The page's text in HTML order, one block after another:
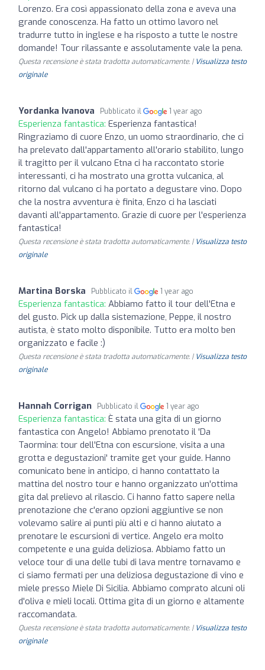
Lorenzo. Era così appassionato della zona e aveva una
grande conoscenza. Ha fatto un ottimo lavoro nel
tradurre tutto in inglese e ha risposto a tutte le nostre
domande! Tour rilassante e assolutamente vale la pena.
Questa recensione è stata tradotta automaticamente. | Visualizza testo
originale
Yordanka Ivanova Pubblicato il 1 year ago
Esperienza fantastica: Esperienza fantastica!
Ringraziamo di cuore Enzo, un uomo straordinario, che ci
ha prelevato dall'appartamento all'orario stabilito, lungo
il tragitto per il vulcano Etna ci ha raccontato storie
interessanti, ci ha mostrato una grotta vulcanica, al
ritorno dal vulcano ci ha portato a degustare vino. Dopo
che la nostra avventura è finita, Enzo ci ha lasciati
davanti all'appartamento. Grazie di cuore per l'esperienza
fantastica!
Questa recensione è stata tradotta automaticamente. | Visualizza testo
originale
Martina Borska Pubblicato il 1 year ago
Esperienza fantastica: Abbiamo fatto il tour dell'Etna e
del gusto. Pick up dalla sistemazione, Peppe, il nostro
autista, è stato molto disponibile. Tutto era molto ben
organizzato e facile :)
Questa recensione è stata tradotta automaticamente. | Visualizza testo
originale
Hannah Corrigan Pubblicato il 1 year ago
Esperienza fantastica: È stata una gita di un giorno
fantastica con Angelo! Abbiamo prenotato il 'Da
Taormina: tour dell'Etna con escursione, visita a una
grotta e degustazioni' tramite get your guide. Hanno
comunicato bene in anticipo, ci hanno contattato la
mattina del nostro tour e hanno organizzato un'ottima
gita dal prelievo al rilascio. Ci hanno fatto sapere nella
prenotazione che c'erano opzioni aggiuntive se non
volevamo salire ai punti più alti e ci hanno aiutato a
prenotare le escursioni di vertice. Angelo era molto
competente e una guida deliziosa. Abbiamo fatto un
veloce tour di una delle tubi di lava mentre tornavamo e
ci siamo fermati per una deliziosa degustazione di vino e
miele presso Miele Di Sicilia. Abbiamo comprato alcuni oli
d'oliva e mieli locali. Ottima gita di un giorno e altamente
raccomandata.
Questa recensione è stata tradotta automaticamente. | Visualizza testo
originale